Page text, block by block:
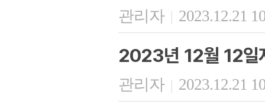
관리자 | 2023.12.21
2023년 12월 12일
관리자 | 2023.12.21